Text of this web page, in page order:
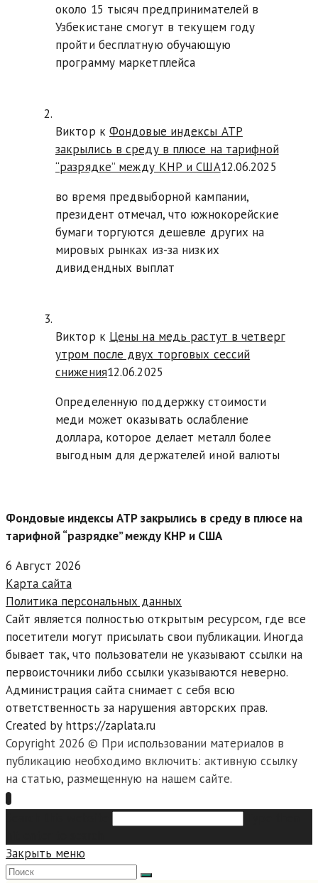
около 15 тысяч предпринимателей в
Узбекистане смогут в текущем году
пройти бесплатную обучающую
программу маркетплейса
Виктор к Фондовые индексы АТР
закрылись в среду в плюсе на тарифной
“разрядке” между КНР и США12.06.2025
во время предвыборной кампании,
президент отмечал, что южнокорейские
бумаги торгуются дешевле других на
мировых рынках из-за низких
дивидендных выплат
Виктор к Цены на медь растут в четверг
утром после двух торговых сессий
снижения12.06.2025
Определенную поддержку стоимости
меди может оказывать ослабление
доллара, которое делает металл более
выгодным для держателей иной валюты
Фондовые индексы АТР закрылись в среду в плюсе на
тарифной “разрядке” между КНР и США
6 Август 2026
Карта сайта
Политика персональных данных
Сайт является полностью открытым ресурсом, где все
посетители могут присылать свои публикации. Иногда
бывает так, что пользователи не указывают ссылки на
первоисточники либо ссылки указываются неверно.
Администрация сайта снимает с себя всю
ответственность за нарушения авторских прав.
Created by https://zaplata.ru
Copyright 2026 © При использовании материалов в
публикацию необходимо включить: активную ссылку
на статью, размещенную на нашем сайте.
Закрыть меню